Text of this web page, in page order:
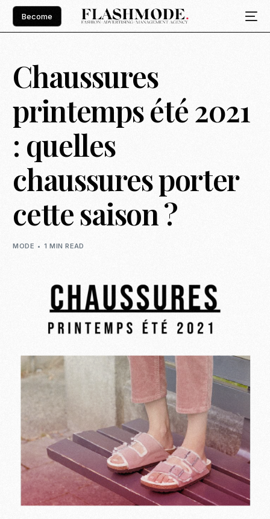
Become
Chaussures
printemps été 2021
: quelles
chaussures porter
cette saison ?
MODE 1 MIN READ